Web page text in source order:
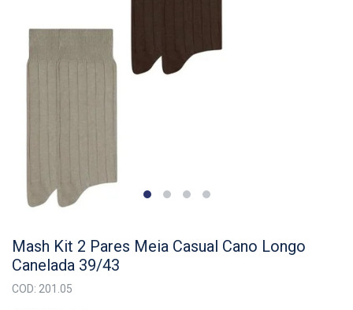
Mash Kit 2 Pares Meia Casual Cano Longo
Canelada 39/43
COD: 201.05